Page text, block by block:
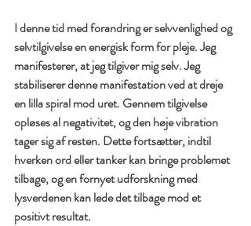
I denne tid med forandring er selvvenlighed og
selvtilgivelse en energisk form for pleje. Jeg
manifesterer, at jeg tilgiver mig selv. Jeg
stabiliserer denne manifestation ved at dreje
en lilla spiral mod uret. Gennem tilgivelse
opløses al negativitet, og den høje vibration
tager sig af resten. Dette fortsætter, indtil
hverken ord eller tanker kan bringe problemet
tilbage, og en fornyet udforskning med
lysverdenen kan lede det tilbage mod et
positivt resultat.